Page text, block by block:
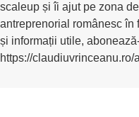
scaleup și îi ajut pe zona
antreprenorial românesc în
și informații utile,
https://claudiuvrinceanu.ro/